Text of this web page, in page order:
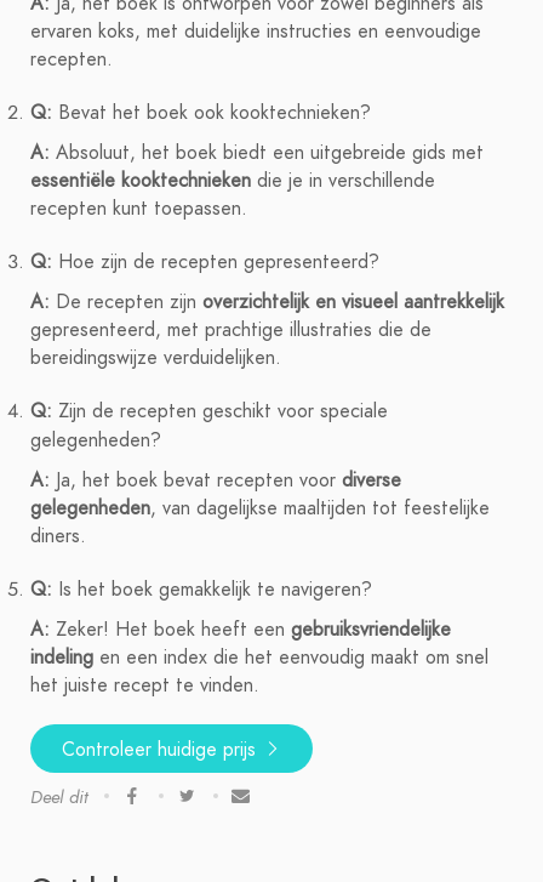
ervaren koks, met duidelijke instructies en eenvoudige
recepten.
Q: Bevat het boek ook kooktechnieken?
A: Absoluut, het boek biedt een uitgebreide gids met
essentiële kooktechnieken die je in verschillende
recepten kunt toepassen.
Q: Hoe zijn de recepten gepresenteerd?
A: De recepten zijn overzichtelijk en visueel aantrekkelijk
gepresenteerd, met prachtige illustraties die de
bereidingswijze verduidelijken.
Q: Zijn de recepten geschikt voor speciale
gelegenheden?
A: Ja, het boek bevat recepten voor diverse
gelegenheden, van dagelijkse maaltijden tot feestelijke
diners.
Q: Is het boek gemakkelijk te navigeren?
A: Zeker! Het boek heeft een gebruiksvriendelijke
indeling en een index die het eenvoudig maakt om snel
het juiste recept te vinden.
Controleer huidige prijs
Deel dit